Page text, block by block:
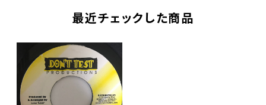
最近チェックした商品